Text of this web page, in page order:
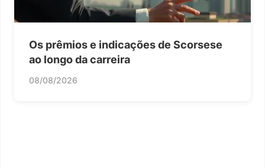
Os prêmios e indicações de Scorsese
ao longo da carreira
08/08/2026